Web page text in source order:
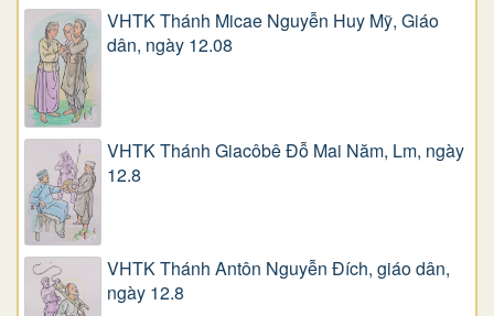
VHTK Thánh Micae Nguyễn Huy Mỹ, Giáo
dân, ngày 12.08
VHTK Thánh Giacôbê Ðỗ Mai Năm, Lm, ngày
12.8
VHTK Thánh Antôn Nguyễn Ðích, giáo dân,
ngày 12.8